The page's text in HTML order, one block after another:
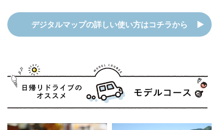
デジタルマップの詳しい使い方はコチラから